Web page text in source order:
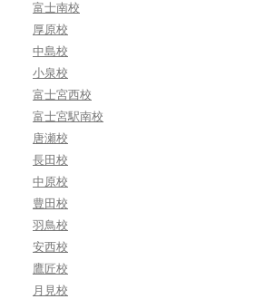
富士南校
厚原校
中島校
小泉校
富士宮西校
富士宮駅南校
唐瀬校
長田校
中原校
豊田校
羽鳥校
安西校
鷹匠校
月見校